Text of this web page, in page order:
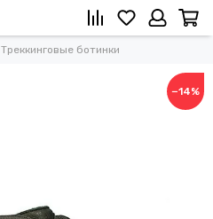
Треккинговые ботинки
−14%